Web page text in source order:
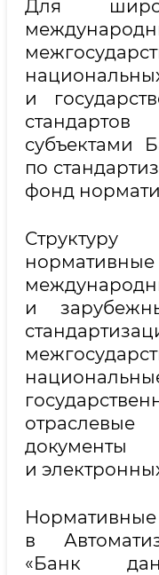
Для
и
субъектами
по
фонд
Структуру
и
и
в
«Банк